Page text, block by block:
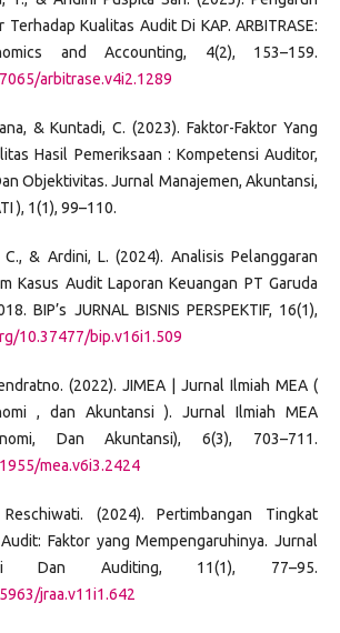
Kualitas Audit Di KAP. ARBITRASE:
and Accounting, 4(2), 153–159.
arbitrase.v4i2.1289
& Kuntadi, C. (2023). Faktor-Faktor Yang
Hasil Pemeriksaan : Kompetensi Auditor,
Objektivitas. Jurnal Manajemen, Akuntansi,
), 1(1), 99–110.
& Ardini, L. (2024). Analisis Pelanggaran
Kasus Audit Laporan Keuangan PT Garuda
BIP’s JURNAL BISNIS PERSPEKTIF, 16(1),
10.37477/bip.v16i1.509
(2022). JIMEA | Jurnal Ilmiah MEA (
, dan Akuntansi ). Jurnal Ilmiah MEA
Dan Akuntansi), 6(3), 703–711.
mea.v6i3.2424
(2024). Pertimbangan Tingkat
Faktor yang Mempengaruhinya. Jurnal
Dan Auditing, 11(1), 77–95.
jraa.v11i1.642